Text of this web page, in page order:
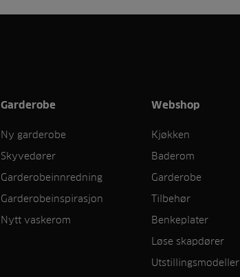
Garderobe
Ny garderobe
Skyvedører
Garderobeinnredning
Garderobeinspirasjon
Nytt vaskerom
Webshop
Kjøkken
Baderom
Garderobe
Tilbehør
Benkeplater
Løse skapdører
Utstillingsmodeller